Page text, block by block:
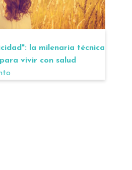
la milenaria técnica
vivir con salud